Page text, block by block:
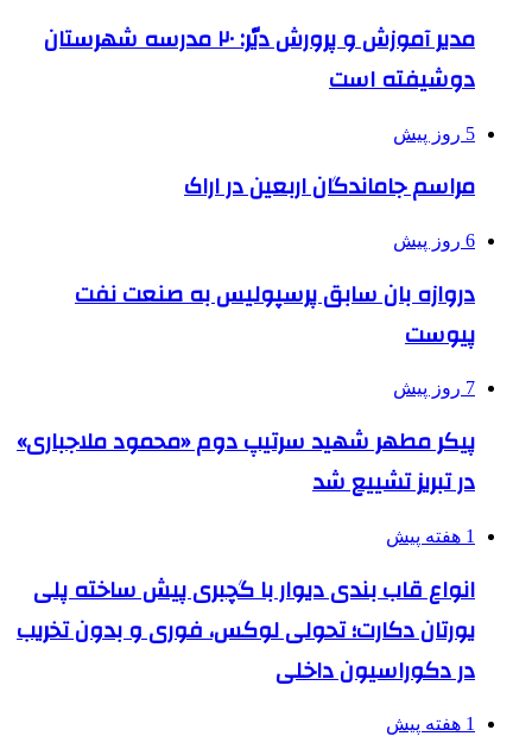
مدیر آموزش و پرورش دیّر: ۲۰ مدرسه شهرستان
دوشیفته است
5 روز پیش
مراسم جاماندگان اربعین در اراک
6 روز پیش
دروازه بان سابق پرسپولیس به صنعت نفت
پیوست
7 روز پیش
پیکر مطهر شهید سرتیپ دوم «محمود ملاجباری»
در تبریز تشییع شد
1 هفته پیش
انواع قاب بندی دیوار با گچبری پیش ساخته پلی
یورتان دکارت؛ تحولی لوکس، فوری و بدون تخریب
در دکوراسیون داخلی
1 هفته پیش